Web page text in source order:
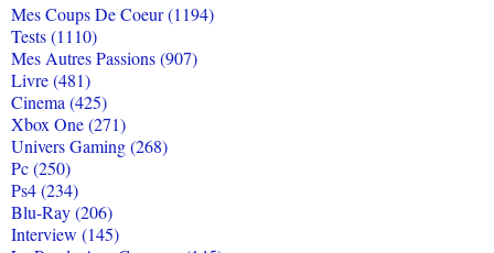
Mes Coups De Coeur (1194)
Tests (1110)
Mes Autres Passions (907)
Livre (481)
Cinema (425)
Xbox One (271)
Univers Gaming (268)
Pc (250)
Ps4 (234)
Blu-Ray (206)
Interview (145)